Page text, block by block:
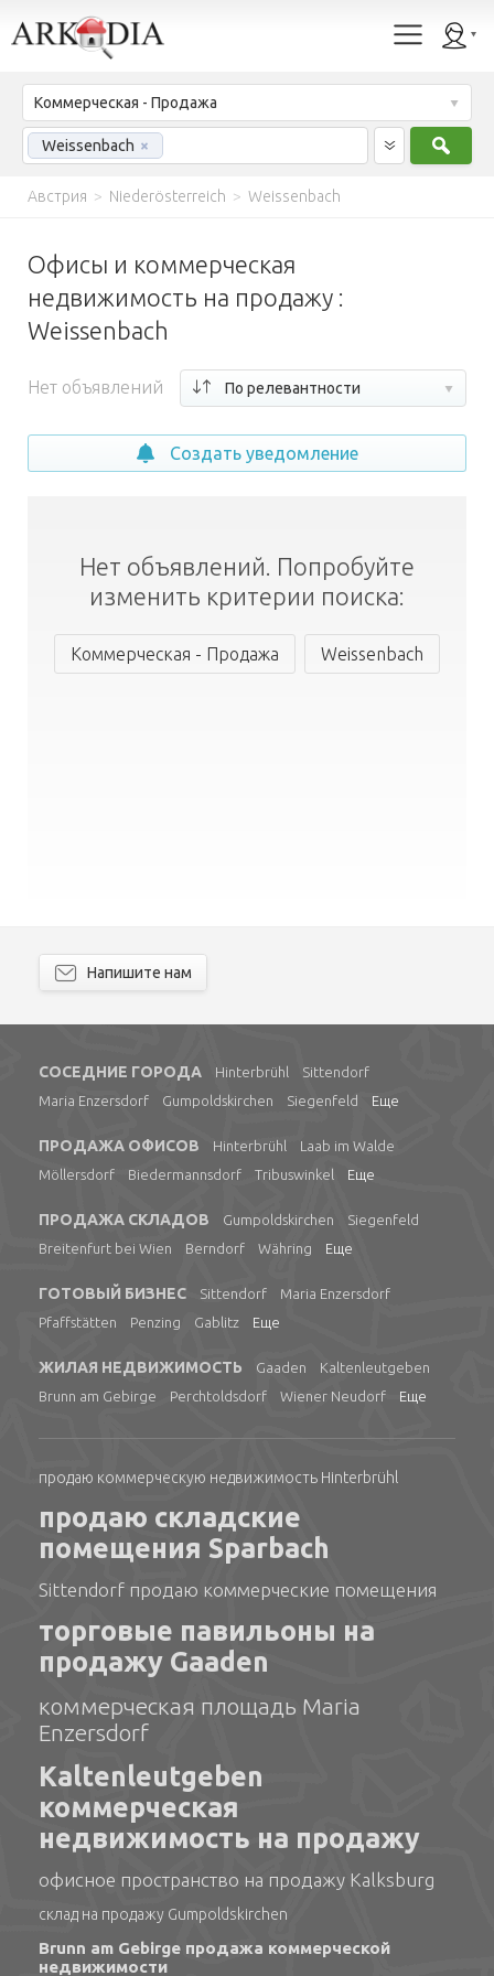
Коммерческая - Продажа
Weissenbach ×
Австрия > Niederösterreich > Weissenbach
Офисы и коммерческая
недвижимость на продажу :
Weissenbach
Нет объявлений По релевантности
Создать уведомление
Нет объявлений. Попробуйте
изменить критерии поиска:
Коммерческая - Продажа Weissenbach
Напишите нам
СОСЕДНИЕ ГОРОДА Hinterbrühl
Sittendorf
Maria Enzersdorf
Gumpoldskirchen Siegenfeld Еще
ПРОДАЖА ОФИСОВ Hinterbrühl
Laab im Walde
Möllersdorf
Biedermannsdorf Tribuswinkel Еще
ПРОДАЖА СКЛАДОВ Gumpoldskirchen
Siegenfeld
Breitenfurt bei Wien
Berndorf Währing Еще
ГОТОВЫЙ БИЗНЕС Sittendorf
Maria Enzersdorf
Pfaffstätten
Penzing Gablitz Еще
ЖИЛАЯ НЕДВИЖИМОСТЬ Gaaden
Kaltenleutgeben
Brunn am Gebirge
Perchtoldsdorf Wiener Neudorf Еще
продаю коммерческую недвижимость Hinterbrühl
продаю складские
помещения Sparbach
Sittendorf продаю коммерческие помещения
торговые павильоны на
продажу Gaaden
коммерческая площадь Maria
Enzersdorf
Kaltenleutgeben
коммерческая
недвижимость на продажу
офисное пространство на продажу Kalksburg
склад на продажу Gumpoldskirchen
Brunn am Gebirge продажа коммерческой
недвижимости